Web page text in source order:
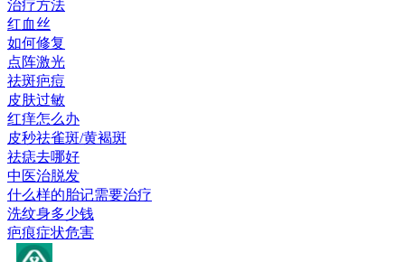
治疗方法
红血丝
如何修复
点阵激光
祛斑疤痘
皮肤过敏
红痒怎么办
皮秒祛雀斑/黄褐斑
祛痣去哪好
中医治脱发
什么样的胎记需要治疗
洗纹身多少钱
疤痕症状危害